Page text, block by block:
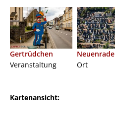
Gertrüdchen
Veranstaltung
Neuenrade
Ort
Kartenansicht: